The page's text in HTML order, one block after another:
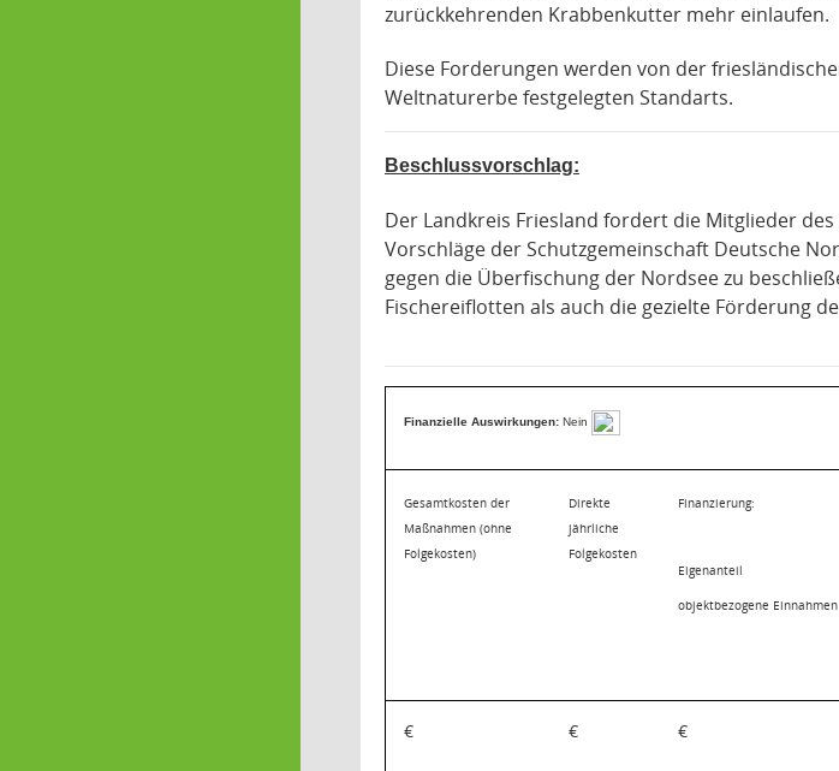
zurückkehrenden Krabbenkutter mehr einlaufen.
Diese Forderungen werden von der
Weltnaturerbe festgelegten Standarts.
Beschlussvorschlag:
Der Landkreis Friesland fordert die Mitglieder
Vorschläge der Schutzgemeinschaft Deutsche
gegen die Überfischung der Nordsee zu
Fischereiflotten als auch die gezielte Förderung
Finanzielle Auswirkungen: Nein
Gesamtkosten der
Maßnahmen (ohne
Folgekosten)
Direkte
jährliche
Folgekosten
Finanzierung:
Eigenanteil
objektbezogene Einnahmen
€ € €